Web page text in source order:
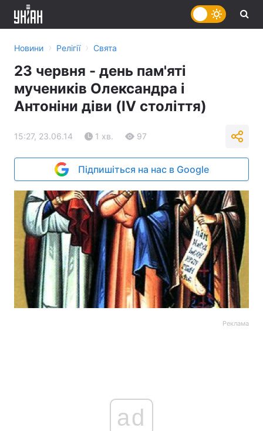
Новини › Релігії › Свята
23 червня - день пам'яті
мучеників Олександра і
Антоніни діви (IV століття)
15:27, 23.06.14 1 хв. 97
Підпишіться на нас в Google
Реклама
ad